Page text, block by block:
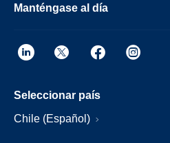
Manténgase al día
Seleccionar país
Chile (Español)